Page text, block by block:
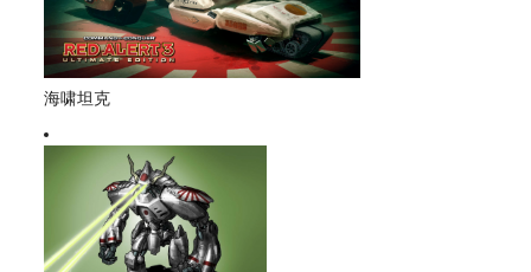
海啸坦克